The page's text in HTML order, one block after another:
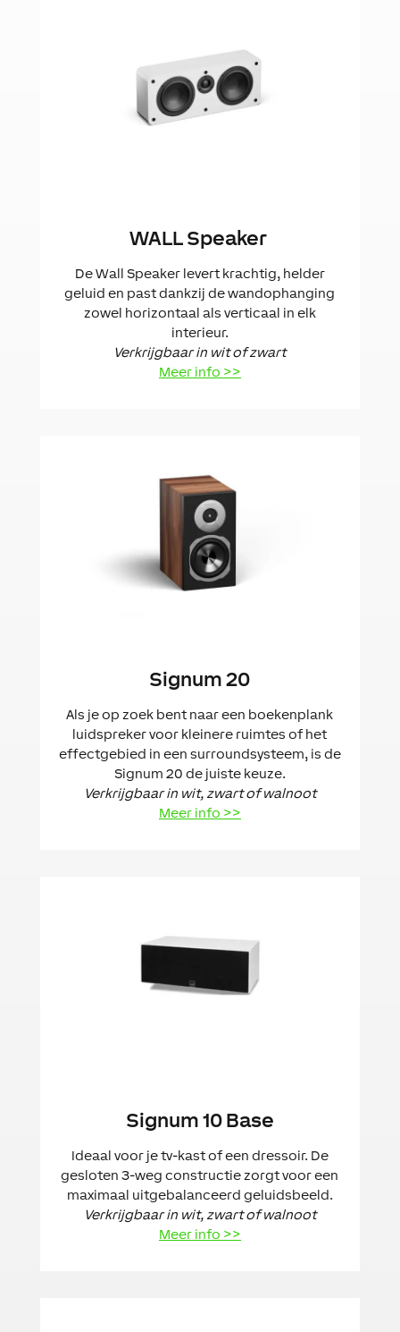
WALL Speaker
De Wall Speaker levert krachtig, helder
geluid en past dankzij de wandophanging
zowel horizontaal als verticaal in elk
interieur.
Verkrijgbaar in wit of zwart
Meer info >>
Signum 20
Als je op zoek bent naar een boekenplank
luidspreker voor kleinere ruimtes of het
effectgebied in een surroundsysteem, is de
Signum 20 de juiste keuze.
Verkrijgbaar in wit, zwart of walnoot
Meer info >>
Signum 10 Base
Ideaal voor je tv-kast of een dressoir. De
gesloten 3-weg constructie zorgt voor een
maximaal uitgebalanceerd geluidsbeeld.
Verkrijgbaar in wit, zwart of walnoot
Meer info >>